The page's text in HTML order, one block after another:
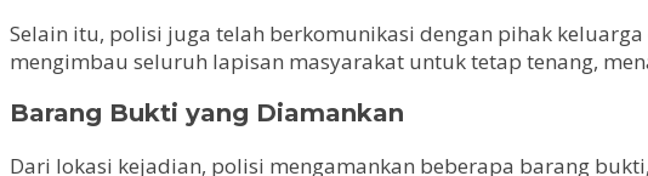
Selain itu, polisi juga telah berkomunikasi dengan pihak
mengimbau seluruh lapisan masyarakat untuk tetap tenang,
Barang Bukti yang Diamankan
Dari lokasi kejadian, polisi mengamankan beberapa barang